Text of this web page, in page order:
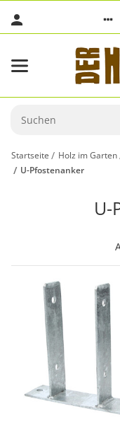
Startseite Holz im Garten
U-Pfostenanker
U-